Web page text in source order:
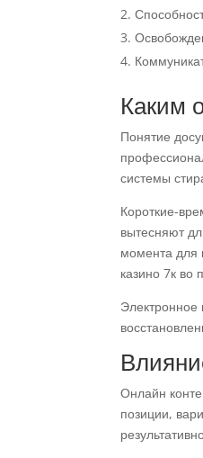
Каким
Понятие
системы
Короткие-
вытесняют
момента для
казино 7к во
Электронное
Онлайн
позиции,